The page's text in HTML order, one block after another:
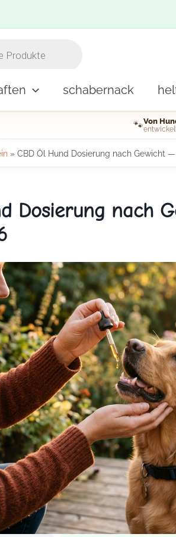
schabernack
🐾Von
» CBD Öl Hund Dosierung nach Gewicht
Dosierung nach